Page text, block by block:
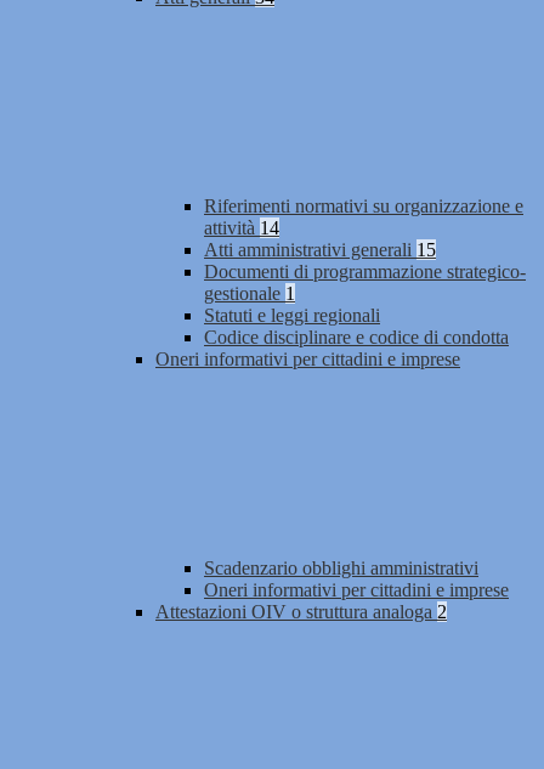
Riferimenti normativi su organizzazione e
attività 14
Atti amministrativi generali 15
Documenti di programmazione strategico-
gestionale 1
Statuti e leggi regionali
Codice disciplinare e codice di condotta
Oneri informativi per cittadini e imprese
Scadenzario obblighi amministrativi
Oneri informativi per cittadini e imprese
Attestazioni OIV o struttura analoga 2